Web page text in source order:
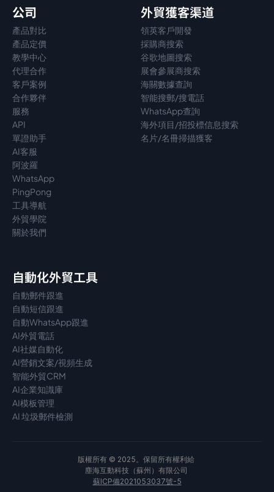
公司
產品對比
產品定價
教學中心
代理合作
客戶案例
合作夥伴
服務
API
單證助手
AI客服
阿波羅
WhatsApp
PingPong
工具導航
外貿學院
關於我們
外貿獲客渠道
領英客戶開發
採購商搜索
谷歌地圖搜索
展會參展商搜索
海關數據查詢
智能搜郵/搜電話
WhatsApp查詢
海外項目/招投標信息搜索
名片/名冊掃描獲客
自動化外貿工具
自動郵件跟進
自動短信跟進
自動WhatsApp跟進
AI外貿電話
AI社媒自動化
AI營銷文案/視頻生成
智能外貿CRM
AI企業知識庫
AI模板管理
AI 垃圾郵件檢測
版權所有 © 2025。保留所有權利給
塵海互動科技（蘇州）有限公司
蘇ICP備2021053037號-5